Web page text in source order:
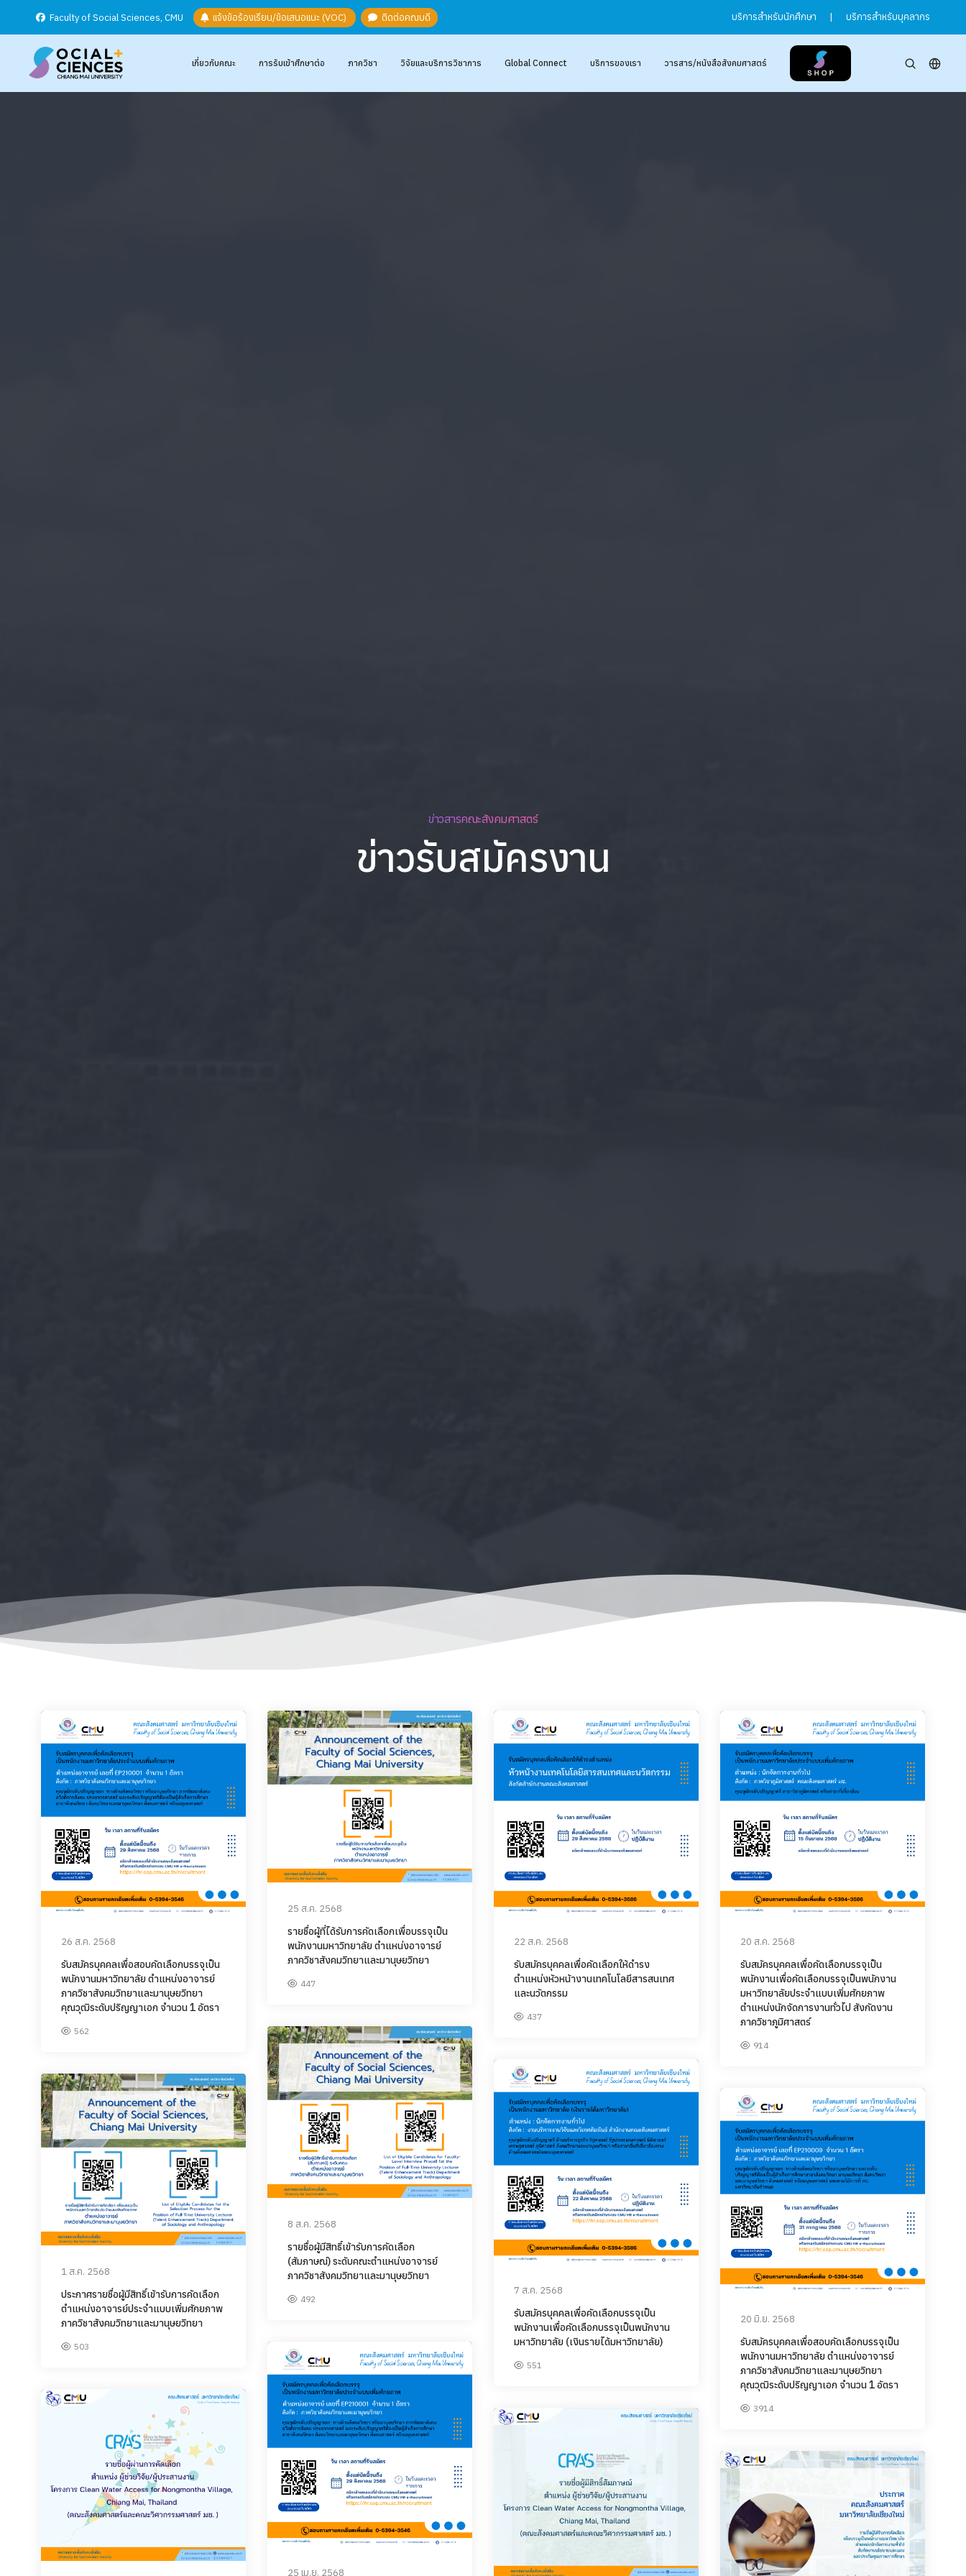
Faculty of Social Sciences, CMU แจ้งข้อร้องเรียน/ข้อเสนอแนะ (VOC) ติดต่อคณบดี บริการสำหรับนักศึกษา | บริการสำหรับบุคลากร
เกี่ยวกับคณะ การรับเข้าศึกษาต่อ ภาควิชา วิจัยและบริการวิชาการ Global Connect บริการของเรา วารสาร/หนังสือสังคมศาสตร์
ข่าวสารคณะสังคมศาสตร์
ข่าวรับสมัครงาน
26 ส.ค. 2568
รับสมัครบุคคลเพื่อสอบคัดเลือกบรรจุเป็น
พนักงานมหาวิทยาลัย ตำแหน่งอาจารย์
ภาควิชาสังคมวิทยาและมานุษยวิทยา
คุณวุฒิระดับปริญญาเอก จำนวน 1 อัตรา
562
25 ส.ค. 2568
รายชื่อผู้ที่ได้รับการคัดเลือกเพื่อบรรจุเป็น
พนักงานมหาวิทยาลัย ตำแหน่งอาจารย์
ภาควิชาสังคมวิทยาและมานุษยวิทยา
447
22 ส.ค. 2568
รับสมัครบุคคลเพื่อคัดเลือกให้ดำรง
ตำแหน่งหัวหน้างานเทคโนโลยีสารสนเทศ
และนวัตกรรม
437
20 ส.ค. 2568
รับสมัครบุคคลเพื่อคัดเลือกบรรจุเป็น
พนักงานเพื่อคัดเลือกบรรจุเป็นพนักงาน
มหาวิทยาลัยประจำแบบเพิ่มศักยภาพ
ตำแหน่งนักจัดการงานทั่วไป สังกัดงาน
ภาควิชาภูมิศาสตร์
914
8 ส.ค. 2568
รายชื่อผู้มีสิทธิ์เข้ารับการคัดเลือก
(สัมภาษณ์) ระดับคณะตำแหน่งอาจารย์
ภาควิชาสังคมวิทยาและมานุษยวิทยา
492
7 ส.ค. 2568
รับสมัครบุคคลเพื่อคัดเลือกบรรจุเป็น
พนักงานเพื่อคัดเลือกบรรจุเป็นพนักงาน
มหาวิทยาลัย (เงินรายได้มหาวิทยาลัย)
551
1 ส.ค. 2568
ประกาศรายชื่อผู้มีสิทธิ์เข้ารับการคัดเลือก
ตำแหน่งอาจารย์ประจำแบบเพิ่มศักยภาพ
ภาควิชาสังคมวิทยาและมานุษยวิทยา
503
20 มิ.ย. 2568
รับสมัครบุคคลเพื่อสอบคัดเลือกบรรจุเป็น
พนักงานมหาวิทยาลัย ตำแหน่งอาจารย์
ภาควิชาสังคมวิทยาและมานุษยวิทยา
คุณวุฒิระดับปริญญาเอก จำนวน 1 อัตรา
3914
25 เม.ย. 2568